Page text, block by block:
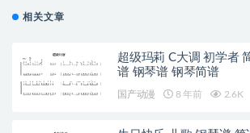
相关文章
超级玛莉 C大调 初学者
谱 钢琴谱 钢琴简谱
国产动漫 8 年前 2.6K